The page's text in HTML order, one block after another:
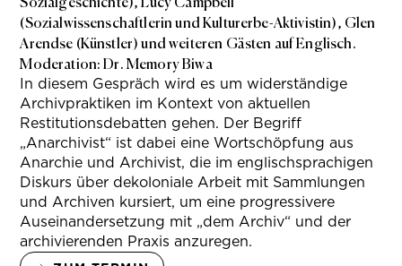
(Sozialwissenschaftlerin und Kulturerbe-Aktivistin), Glen
Arendse (Künstler) und weiteren Gästen auf Englisch.
Moderation: Dr. Memory Biwa
In diesem Gespräch wird es um widerständige
Archivpraktiken im Kontext von aktuellen
Restitutionsdebatten gehen. Der Begriff
„Anarchivist“ ist dabei eine Wortschöpfung aus
Anarchie und Archivist, die im englischsprachigen
Diskurs über dekoloniale Arbeit mit Sammlungen
und Archiven kursiert, um eine progressivere
Auseinandersetzung mit „dem Archiv“ und der
archivierenden Praxis anzuregen.